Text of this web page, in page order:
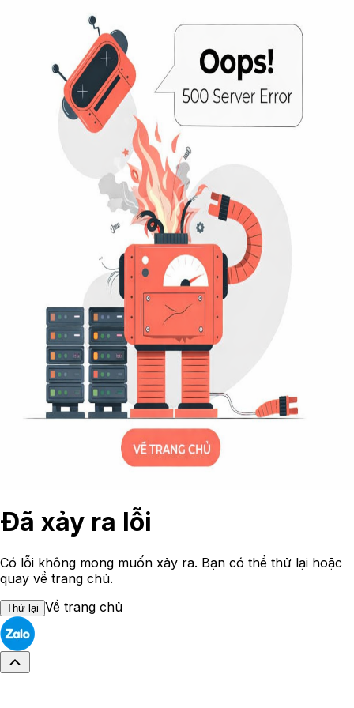
Đã xảy ra lỗi
Có lỗi không mong muốn xảy ra. Bạn có thể thử lại hoặc
quay về trang chủ.
Thử lại Về trang chủ